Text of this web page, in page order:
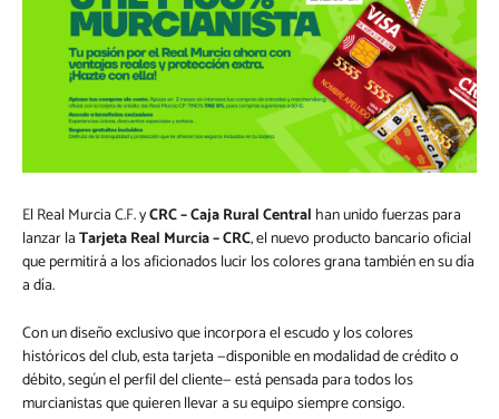
El Real Murcia C.F. yCRC – Caja Rural Central han unido fuerzas para
lanzar laTarjeta Real Murcia – CRC, el nuevo producto bancario oficial
que permitirá a los aficionados lucir los colores grana también en su día
a día.
Con un diseño exclusivo que incorpora el escudo y los colores
históricos del club, esta tarjeta —disponible en modalidad de crédito o
débito, según el perfil del cliente— está pensada para todos los
murcianistas que quieren llevar a su equipo siempre consigo.